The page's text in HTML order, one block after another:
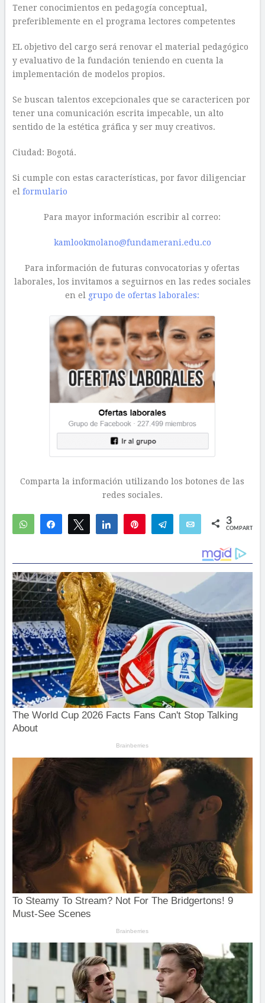
Tener conocimientos en pedagogía conceptual,
preferiblemente en el programa lectores competentes
EL objetivo del cargo será renovar el material pedagógico
y evaluativo de la fundación teniendo en cuenta la
implementación de modelos propios.
Se buscan talentos excepcionales que se caractericen por
tener una comunicación escrita impecable, un alto
sentido de la estética gráfica y ser muy creativos.
Ciudad: Bogotá.
Si cumple con estas características, por favor diligenciar
el formulario
Para mayor información escribir al correo:
kamlookmolano@fundamerani.edu.co
Para información de futuras convocatorias y ofertas
laborales, los invitamos a seguirnos en las redes sociales
en el grupo de ofertas laborales:
Comparta la información utilizando los botones de las
redes sociales.
WhatsAppCompartirTwittear Compartir Telegram Email 3
COMPARTIR